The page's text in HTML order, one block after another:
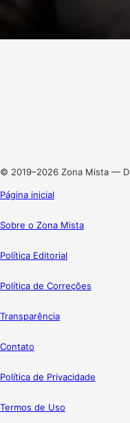
© 2019–2026 Zona Mista —
Página inicial
Sobre o Zona Mista
Política Editorial
Política de Correções
Transparência
Contato
Política de Privacidade
Termos de Uso